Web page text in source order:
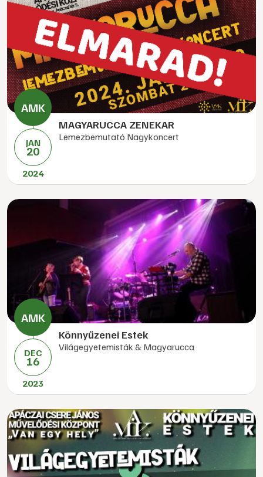
JAN
20
2024
MAGYARUCCA ZENEKAR
Lemezbemutató Nagykoncert
DEC
16
2023
Könnyűzenei Estek
Világegyetemisták & Magyarucca